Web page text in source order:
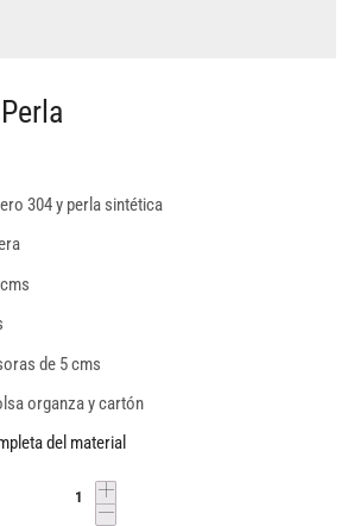
304 y perla sintética
de 5 cms
organza y cartón
del material